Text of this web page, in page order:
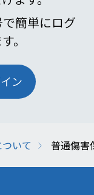
簡単にログ
。
ン
いて 普通傷害